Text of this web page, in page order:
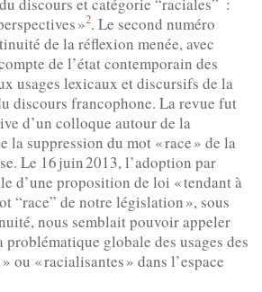
»2. Le second numéro
de la réflexion menée, avec
de l’état contemporain des
usages lexicaux et discursifs de la
discours francophone. La revue fut
d’un colloque autour de la
la suppression du mot « race » de la
Le 16 juin 2013, l’adoption par
d’une proposition de loi « tendant à
“race” de notre législation », sous
nous semblait pouvoir appeler
problématique globale des usages des
ou « racialisantes » dans l’espace